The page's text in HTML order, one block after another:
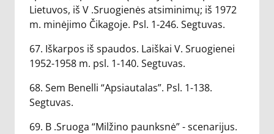
Lietuvos, iš V .Sruogienės atsiminimų; iš 1972
m. minėjimo Čikagoje. Psl. 1-246. Segtuvas.
67. Iškarpos iš spaudos. Laiškai V. Sruogienei
1952-1958 m. psl. 1-140. Segtuvas.
68. Sem Benelli “Apsiautalas”. Psl. 1-138.
Segtuvas.
69. B .Sruoga “Milžino paunksnė” - scenarijus.